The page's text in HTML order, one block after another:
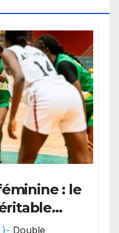
: le
inflige
)- Double